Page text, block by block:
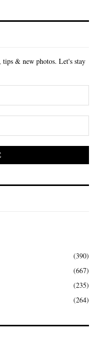
tips & new photos. Let's stay
(390)
(667)
(235)
(264)